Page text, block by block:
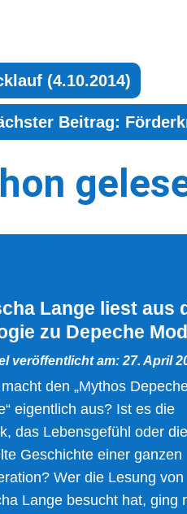
(4.10.2014)
Beitrag:
Lange liest aus
zu Depeche
veröffentlicht am: 27. April
den „Mythos
eigentlich aus? Ist es die
das Lebensgefühl oder die
Geschichte einer ganzen
Wer die Lesung von
Lange besucht hat, ging